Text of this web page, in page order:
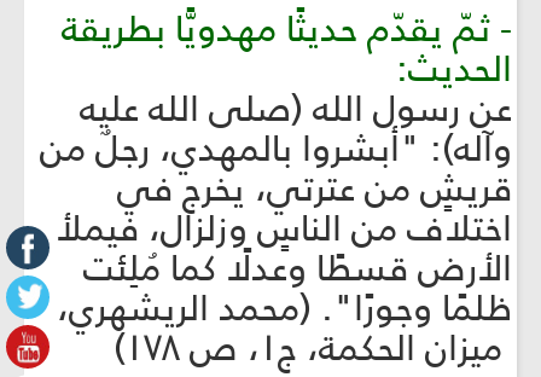
- ثمّ يقدّم حديثًا مهدويًّا بطريقة
الحديث:
عن رسول الله (صلى الله عليه
وآله): "أبشروا بالمهدي، رجلٌ من
قريشٍ من عترتي، يخرج في
اختلاف من الناسٍ وزلزال، فيملأ
الأرض قسطًا وعدلًا كما مُلِئت
ظلمًا وجورًا". (محمد الريشهري،
ميزان الحكمة، ج١، ص ١٧٨)